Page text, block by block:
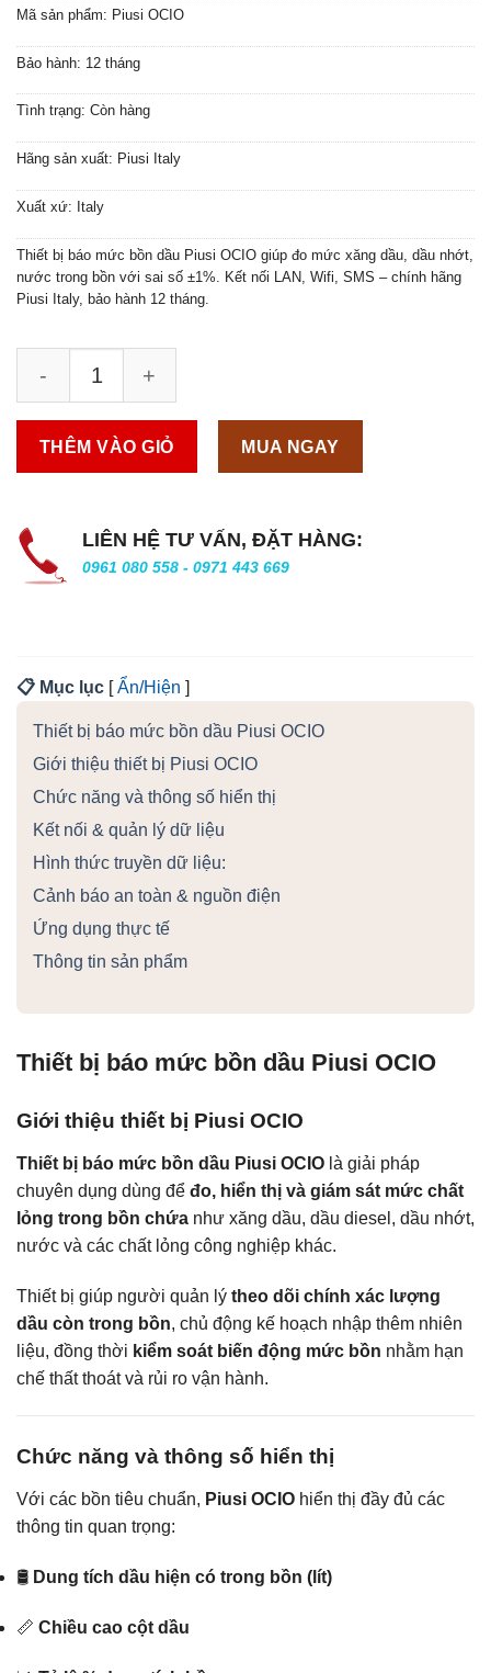
Mã sản phẩm: Piusi OCIO
Bảo hành: 12 tháng
Tình trạng: Còn hàng
Hãng sản xuất: Piusi Italy
Xuất xứ: Italy
Thiết bị báo mức bồn dầu Piusi OCIO giúp đo mức xăng dầu, dầu nhớt,
nước trong bồn với sai số ±1%. Kết nối LAN, Wifi, SMS – chính hãng
Piusi Italy, bảo hành 12 tháng.
THÊM VÀO GIỎ MUA NGAY
LIÊN HỆ TƯ VẤN, ĐẶT HÀNG:
0961 080 558 - 0971 443 669
📋 Mục lục [Ẩn/Hiện ]
Thiết bị báo mức bồn dầu Piusi OCIO
Giới thiệu thiết bị Piusi OCIO
Chức năng và thông số hiển thị
Kết nối & quản lý dữ liệu
Hình thức truyền dữ liệu:
Cảnh báo an toàn & nguồn điện
Ứng dụng thực tế
Thông tin sản phẩm
Thiết bị báo mức bồn dầu Piusi OCIO
Giới thiệu thiết bị Piusi OCIO
Thiết bị báo mức bồn dầu Piusi OCIO là giải pháp
chuyên dụng dùng để đo, hiển thị và giám sát mức chất
lỏng trong bồn chứa như xăng dầu, dầu diesel, dầu nhớt,
nước và các chất lỏng công nghiệp khác.
Thiết bị giúp người quản lý theo dõi chính xác lượng
dầu còn trong bồn, chủ động kế hoạch nhập thêm nhiên
liệu, đồng thời kiểm soát biến động mức bồn nhằm hạn
chế thất thoát và rủi ro vận hành.
Chức năng và thông số hiển thị
Với các bồn tiêu chuẩn, Piusi OCIO hiển thị đầy đủ các
thông tin quan trọng:
🛢️ Dung tích dầu hiện có trong bồn (lít)
📏 Chiều cao cột dầu